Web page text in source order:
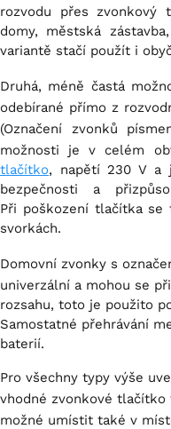
rozvodu přes zvonkový
domy, městská
variantě stačí použít i
Druhá, méně častá
odebírané přímo z
(Označení zvonků
možnosti je v celém
tlačítko, napětí 230 V a
bezpečnosti a
Při poškození tlačítka
svorkách.
Domovní zvonky s
univerzální a mohou se
rozsahu, toto je použito
Samostatné přehrávání
baterií.
Pro všechny typy výše
vhodné zvonkové tlačítko
možné umístit také v